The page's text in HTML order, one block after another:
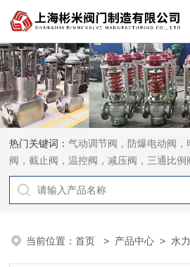
热门关键词：气动调节阀，防爆电动阀
阀，截止阀，温控阀，减压阀，三通比例
当前位置：首页 > 产品中心 > 水